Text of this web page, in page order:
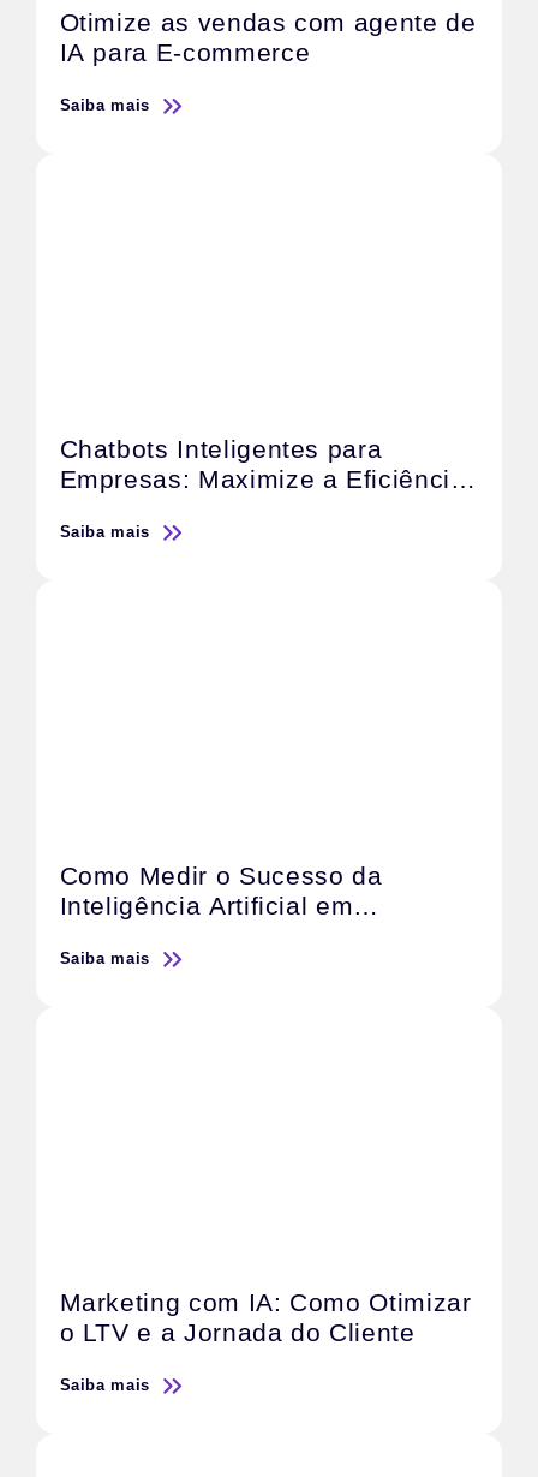
Otimize as vendas com agente de
IA para E-commerce
Saiba mais
Chatbots Inteligentes para
Empresas: Maximize a Eficiência
Vendas
Saiba mais
Como Medir o Sucesso da
Inteligência Artificial em
Saiba mais
Marketing com IA: Como Otimizar
o LTV e a Jornada do Cliente
Saiba mais